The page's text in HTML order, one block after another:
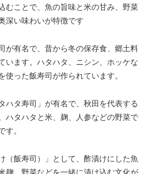
むことで、魚の旨味と米の甘み、野菜
深い味わいが特徴です
が有名で、昔から冬の保存食、郷土料
います。ハタハタ、ニシン、ホッケな
使った飯寿司が作られています。
ハタ寿司」が有名で、秋田を代表する
ハタハタと米、麹、人参などの野菜で
す。
（飯寿司）」として、酢漬けにした魚
麹、野菜などを一緒に漬け込む文化が